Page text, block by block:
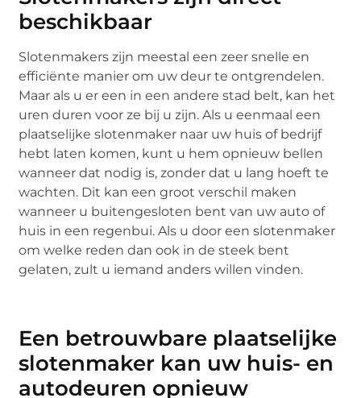
beschikbaar
Slotenmakers zijn meestal een zeer snelle en
efficiënte manier om uw deur te ontgrendelen.
Maar als u er een in een andere stad belt, kan het
uren duren voor ze bij u zijn. Als u eenmaal een
plaatselijke slotenmaker naar uw huis of bedrijf
hebt laten komen, kunt u hem opnieuw bellen
wanneer dat nodig is, zonder dat u lang hoeft te
wachten. Dit kan een groot verschil maken
wanneer u buitengesloten bent van uw auto of
huis in een regenbui. Als u door een slotenmaker
om welke reden dan ook in de steek bent
gelaten, zult u iemand anders willen vinden.
Een betrouwbare plaatselijke
slotenmaker kan uw huis- en
autodeuren opnieuw